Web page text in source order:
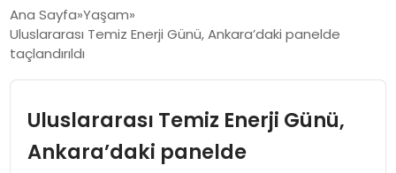
YAŞAM
Ana Sayfa Yaşam
Uluslararası Temiz Enerji Günü, Ankara’daki panelde
taçlandırıldı
Uluslararası Temiz Enerji Günü,
Ankara’daki panelde